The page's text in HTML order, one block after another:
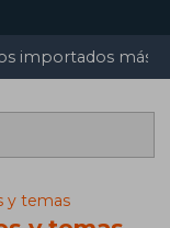
importados más
y temas